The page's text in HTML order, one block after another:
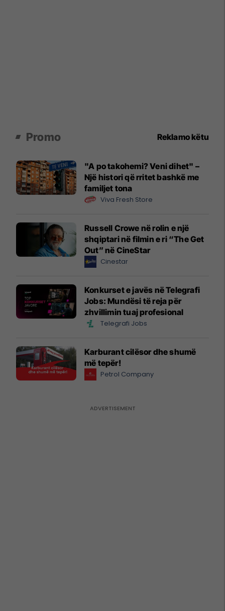
Promo Reklamo këtu
"A po takohemi? Veni dihet" –
Një histori që rritet bashkë me
familjet tona
Viva Fresh Store
Russell Crowe në rolin e një
shqiptari në filmin e ri “The Get
Out” në CineStar
Cinestar
Konkurset e javës në Telegrafi
Jobs: Mundësi të reja për
zhvillimin tuaj profesional
Telegrafi Jobs
Karburant cilësor dhe shumë
më tepër!
Petrol Company